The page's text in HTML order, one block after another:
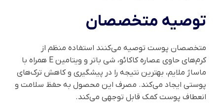
توصیه متخصصان
متخصصان پوست توصیه می‌کنند استفاده منظم از
کرم‌های حاوی عصاره کاکائو، شی باتر و ویتامین E همراه با
ماساژ ملایم، بهترین نتیجه را در پیشگیری و کاهش ترک‌های
پوستی ایجاد می‌کند. مصرف این محصول به حفظ سلامت و
انعطاف پوست کمک قابل توجهی می‌کند.